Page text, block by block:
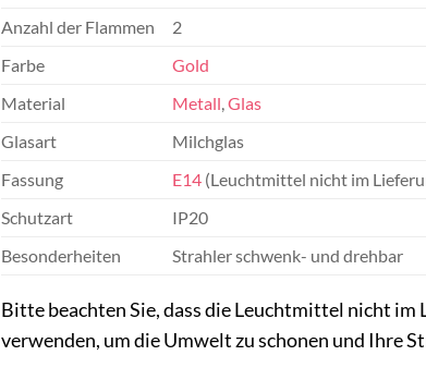
Anzahl der Flammen
2
Farbe
Gold
Material
Metall,Glas
Glasart
Milchglas
Fassung
E14(Leuchtmittel nicht im
Schutzart
IP20
Besonderheiten
Strahler schwenk- und drehbar
Bitte beachten Sie, dass die Leuchtmittel nicht
verwenden, um die Umwelt zu schonen und Ihre